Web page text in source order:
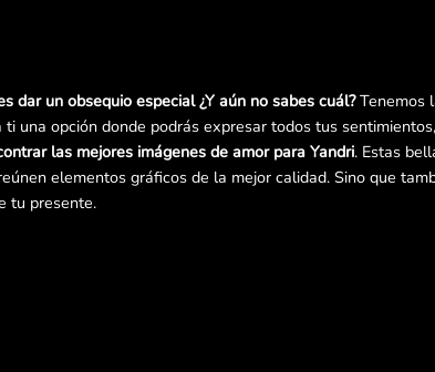
dar un obsequio especial ¿Y aún no sabes cuál?Tenemos
una opción donde podrás expresar todos tus
las mejores imágenes de amor para Yandri. Estas
elementos gráficos de la mejor calidad. Sino que
tu presente.